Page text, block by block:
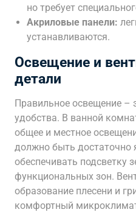
но требует
Акриловые панели:
устанавливаются.
Освещение и
детали
Правильное освещение –
удобства. В ванной
общее и местное
должно быть достаточно
обеспечивать подсветку
функциональных зон.
образование плесени и
комфортный